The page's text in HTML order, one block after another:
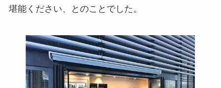
堪能ください、とのことでした。